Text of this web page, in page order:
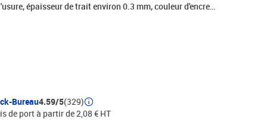
épaisseur de trait environ 0.3 mm, couleur d'encre
rester ouvert pendant 2-3 jours sans sécher. Les
Bureau4.59/5(329)
de port à partir de 2,08 € HT